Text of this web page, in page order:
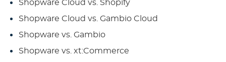
Shopware Cloud vs. Shopify
Shopware Cloud vs. Gambio Cloud
Shopware vs. Gambio
Shopware vs. xt:Commerce